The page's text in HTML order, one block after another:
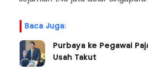
Baca Juga:
Purbaya ke Pegawai
Usah Takut